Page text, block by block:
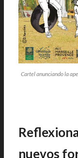
Cartel anunciando la
nuevos